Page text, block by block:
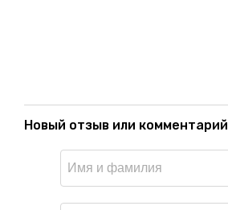
Новый отзыв или комментарий